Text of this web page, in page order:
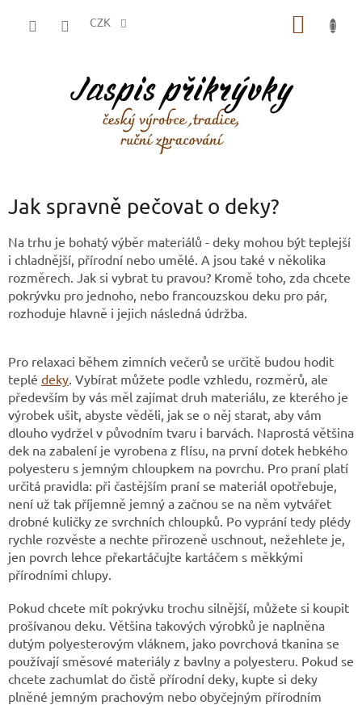
CZK
Jak spravně pečovat o deky?
Na trhu je bohatý výběr materiálů - deky mohou být teplejší
i chladnější, přírodní nebo umělé. A jsou také v několika
rozměrech. Jak si vybrat tu pravou? Kromě toho, zda chcete
pokrývku pro jednoho, nebo francouzskou deku pro pár,
rozhoduje hlavně i jejich následná údržba.
Pro relaxaci během zimních večerů se určitě budou hodit
teplé deky . Vybírat můžete podle vzhledu, rozměrů, ale
především by vás měl zajímat druh materiálu, ze kterého je
výrobek ušit, abyste věděli, jak se o něj starat, aby vám
dlouho vydržel v původním tvaru i barvách. Naprostá většina
dek na zabalení je vyrobena z flísu, na první dotek hebkého
polyesteru s jemným chloupkem na povrchu. Pro praní platí
určitá pravidla: při častějším praní se materiál opotřebuje,
není už tak příjemně jemný a začnou se na něm vytvářet
drobné kuličky ze svrchních chloupků. Po vyprání tedy plédy
rychle rozvěste a nechte přirozeně uschnout, nežehlete je,
jen povrch lehce překartáčujte kartáčem s měkkými
přírodními chlupy.
Pokud chcete mít pokrývku trochu silnější, můžete si koupit
prošívanou deku. Většina takových výrobků je naplněna
dutým polyesterovým vláknem, jako povrchová tkanina se
používají směsové materiály z bavlny a polyesteru. Pokud se
chcete zachumlat do čistě přírodní deky, kupte si deky
plněné jemným prachovým nebo obyčejným přírodním